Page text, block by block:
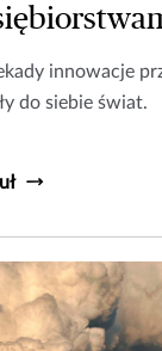
innowacje
do siebie świat.